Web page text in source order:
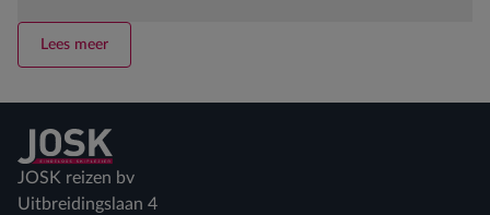
Lees meer
Terug naar home
JOSK reizen bv
Uitbreidingslaan 4